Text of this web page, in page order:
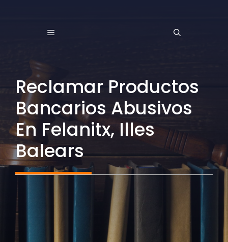
MENÚ
Reclamar Productos
Bancarios Abusivos
En Felanitx, Illes
Balears